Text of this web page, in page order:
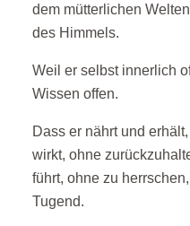
dem mütterlichen
des Himmels.
Weil er selbst innerlich
Wissen offen.
Dass er nährt und
wirkt, ohne
führt, ohne zu
Tugend.